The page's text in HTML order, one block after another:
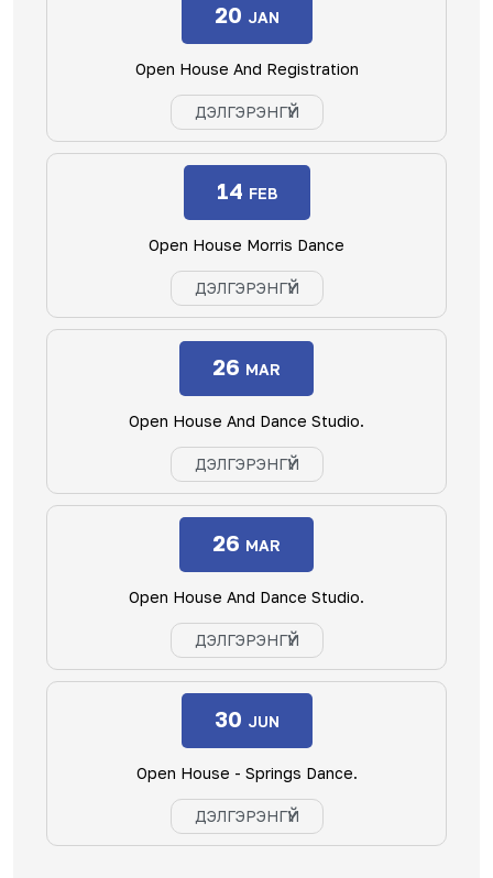
20 JAN
Open House And Registration
ДЭЛГЭРЭНГҮЙ
14 FEB
Open House Morris Dance
ДЭЛГЭРЭНГҮЙ
26 MAR
Open House And Dance Studio.
ДЭЛГЭРЭНГҮЙ
26 MAR
Open House And Dance Studio.
ДЭЛГЭРЭНГҮЙ
30 JUN
Open House - Springs Dance.
ДЭЛГЭРЭНГҮЙ